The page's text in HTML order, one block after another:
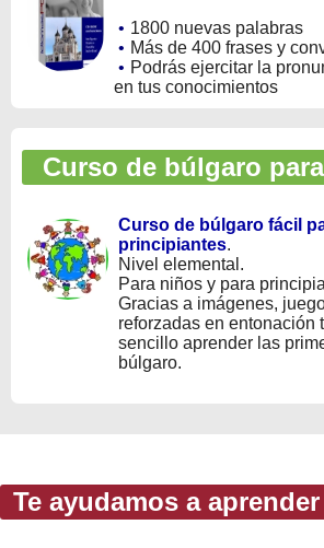
• 1800 nuevas palabras
• Más de 400 frases y
• Podrás ejercitar la
en tus conocimientos
Curso de búlgaro
Curso de búlgaro fácil
principiantes.
Nivel elemental.
Para niños y para
Gracias a imágenes,
reforzadas en entonación
sencillo aprender las
búlgaro.
Te ayudamos a